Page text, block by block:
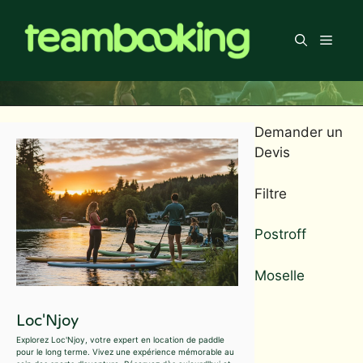
contenu
Menu
Loc'Njoy
Explorez Loc'Njoy, votre expert en location de paddle
pour le long terme. Vivez une expérience mémorable au
Demander un
Devis
Filtre
Postroff
Moselle